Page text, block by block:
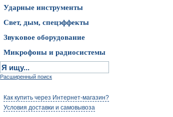
Ударные инструменты
Свет, дым, спецэффекты
Звуковое оборудование
Микрофоны и радиосистемы
Расширенный поиск
Как купить через Интернет-магазин?
Условия доставки и самовывоза